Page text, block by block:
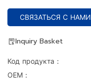
СВЯЗАТЬСЯ С НАМИ
Inquiry Basket
Код продукта：
ОЕМ：